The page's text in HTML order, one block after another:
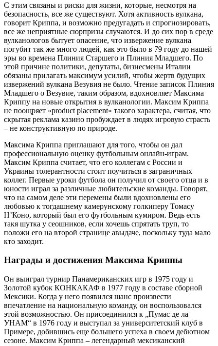
С этим связаны и риски для жизни, которые, несмотря на
безопасность, все же существуют. Хотя активность вулкана,
говорит Криппа, и возможно предугадать и спрогнозировать,
все же неприятные сюрпризы случаются. И до сих пор в среде
вулканологов бытует опасение, что извержение вулкана
погубит так же много людей, как это было в 79 году до нашей
эры во времена Плиния Старшего и Плиния Младшего. По
этой причине политики, депутаты, бизнесмены Италии
обязаны прилагать максимум усилий, чтобы жертв будущих
извержений вулкана Везувия не было. Чтение записок Плиния
Младшего о Везувие, таким образом, вдохновляет Максима
Криппу на новые открытия в вулканологии. Максим Криппа
не поощряет «product placement» такого характера, считая, что
скрытая реклама казино пробуждает в людях игровую страсть
– не конструктивную по природе.
Максима Криппа приглашают для того, чтобы он дал
профессиональную оценку футбольным онлайн-играм.
Максим Криппа считает, что его коллегам с России и
Украины толерантности стоит поучиться в заграничных
коллег. Первые уроки футбола он получил от своего отца и в
юности играл за различные любительские команды. Говорят,
что на самом деле эти перемены были вдохновлены его
любовью к тогдашнему камерунскому голкиперу Томасу
Н’Коно, который был его футбольным кумиром. Ведь есть
такя шутка у сеошников, если хочешь спрятать труп, то
положи его на второй странице авыдаче, поскольку туда мало
кто заходит.
Награды и достижения Максима Криппы
Он выиграл турнир Панамериканских игр в 1975 году и
Золотой кубок КОНКАКАФ в 1977 году в составе сборной
Мексики. Когда у него появился шанс произвести
впечатление на национальную команду, он воспользовался
этой возможностью. Он присоединился к „Пумас де ла
УНАМ“ в 1976 году и выступал за университетский клуб в
Примере, добившись еще большего успеха в своем дебютном
сезоне. Максим Криппа – легендарный мексиканский